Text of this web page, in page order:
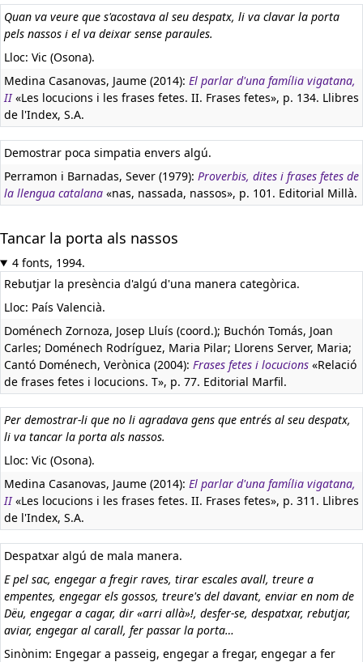
Quan va veure que s'acostava al seu despatx, li va clavar la porta
pels nassos i el va deixar sense paraules.
Lloc: Vic (Osona).
Medina Casanovas, Jaume (2014): El parlar d'una família vigatana,
II«Les locucions i les frases fetes. II. Frases fetes», p. 134. Llibres
de l'Index, S.A.
Demostrar poca simpatia envers algú.
Perramon i Barnadas, Sever (1979): Proverbis, dites i frases fetes de
la llengua catalana «nas, nassada, nassos», p. 101. Editorial Millà.
Tancar la porta als nassos
4 fonts, 1994.
Rebutjar la presència d'algú d'una manera categòrica.
Lloc: País Valencià.
Doménech Zornoza, Josep Lluís (coord.); Buchón Tomás, Joan
Carles; Doménech Rodríguez, Maria Pilar; Llorens Server, Maria;
Cantó Doménech, Verònica (2004): Frases fetes i locucions «Relació
de frases fetes i locucions. T», p. 77. Editorial Marfil.
Per demostrar-li que no li agradava gens que entrés al seu despatx,
li va tancar la porta als nassos.
Lloc: Vic (Osona).
Medina Casanovas, Jaume (2014): El parlar d'una família vigatana,
II«Les locucions i les frases fetes. II. Frases fetes», p. 311. Llibres
de l'Index, S.A.
Despatxar algú de mala manera.
E pel sac, engegar a fregir raves, tirar escales avall, treure a
empentes, engegar els gossos, treure's del davant, enviar en nom de
Dëu, engegar a cagar, dir «arri allà»!, desfer-se, despatxar, rebutjar,
aviar, engegar al carall, fer passar la porta…
Sinònim: Engegar a passeig, engegar a fregar, engegar a fer